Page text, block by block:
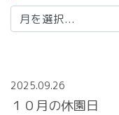
2025.09.26
１０月の休園日